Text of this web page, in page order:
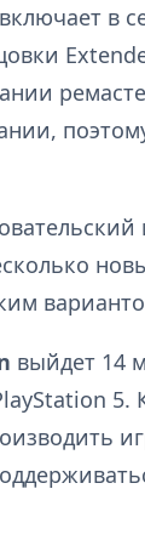
в
выйдет 14